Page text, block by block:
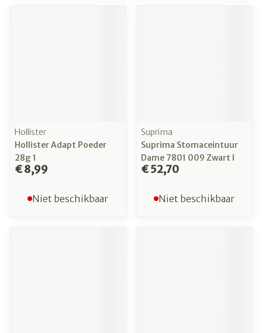
Hollister
Hollister Adapt Poeder
28g 1
€ 8,99
Niet beschikbaar
Suprima
Suprima Stomaceintuur
Dame 7801 009 Zwart l
€ 52,70
Niet beschikbaar